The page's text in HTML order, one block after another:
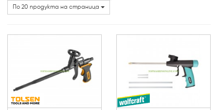
Марки
По 20 продукта на страница